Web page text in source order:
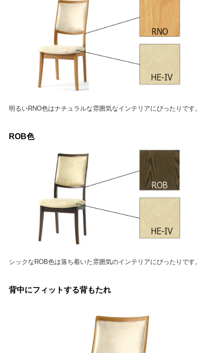
明るいRNO色はナチュラルな雰囲気なインテリアにぴったりです。
ROB色
シックなROB色は落ち着いた雰囲気のインテリアにぴったりです。
背中にフィットする背もたれ